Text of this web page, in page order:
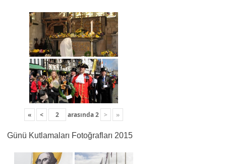
« < arasında2 > »
Günü Kutlamaları Fotoğrafları 2015